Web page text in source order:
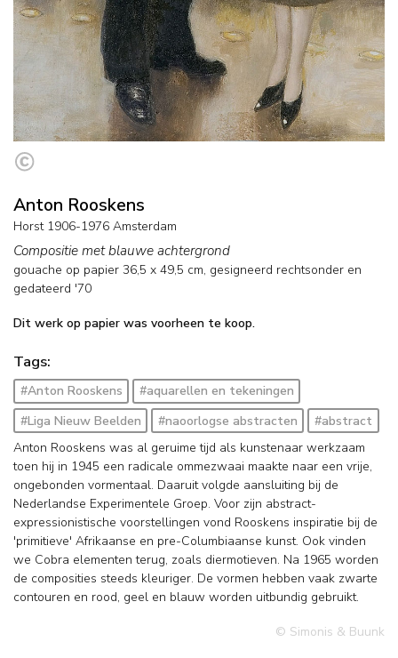
Anton Rooskens
Horst 1906-1976 Amsterdam
Compositie met blauwe achtergrond
gouache op papier 36,5 x 49,5 cm, gesigneerd rechtsonder en
gedateerd '70
Dit werk op papier was voorheen te koop.
Tags:
#Anton Rooskens
#aquarellen en tekeningen
#Liga Nieuw Beelden
#naoorlogse abstracten
#abstract
Anton Rooskens was al geruime tijd als kunstenaar werkzaam
toen hij in 1945 een radicale ommezwaai maakte naar een vrije,
ongebonden vormentaal. Daaruit volgde aansluiting bij de
Nederlandse Experimentele Groep. Voor zijn abstract-
expressionistische voorstellingen vond Rooskens inspiratie bij de
'primitieve' Afrikaanse en pre-Columbiaanse kunst. Ook vinden
we Cobra elementen terug, zoals diermotieven. Na 1965 worden
de composities steeds kleuriger. De vormen hebben vaak zwarte
contouren en rood, geel en blauw worden uitbundig gebruikt.
© Simonis & Buunk